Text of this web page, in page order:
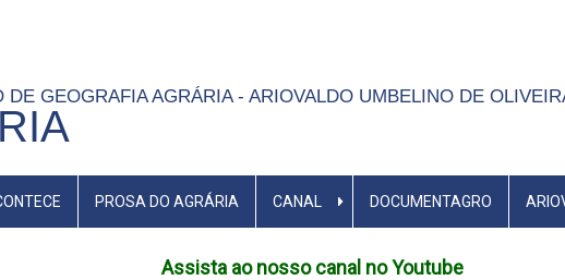
DE GEOGRAFIA AGRÁRIA - ARIOVALDO UMBELINO DE
PROSA DO AGRÁRIA CANAL DOCUMENTAGRO
Assista ao nosso canal no Youtube